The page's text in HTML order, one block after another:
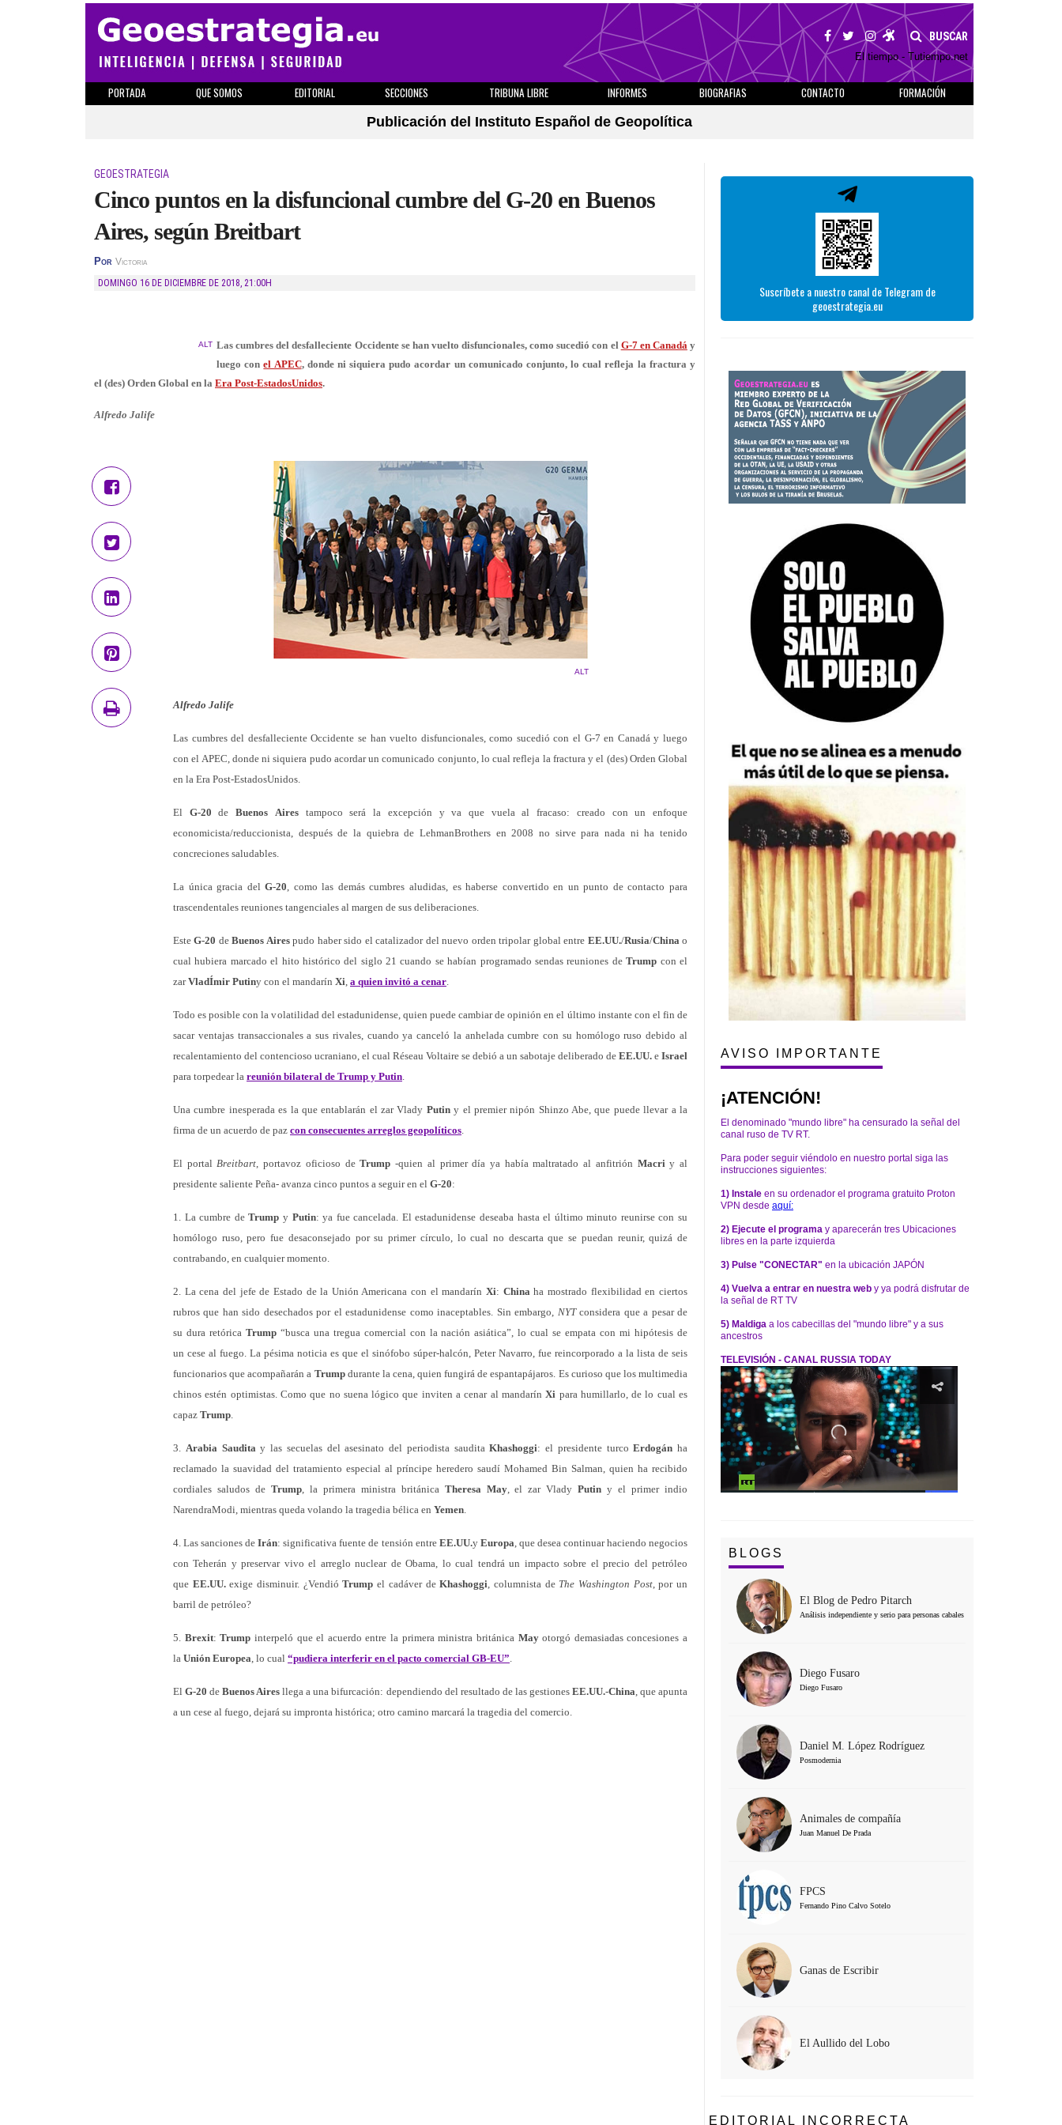
BUSCAR
El tiempo - Tutiempo.net
PORTADA QUE SOMOS EDITORIAL SECCIONES TRIBUNA LIBRE INFORMES BIOGRAFIAS CONTACTO
FORMACIÓN
Publicación del Instituto Español de Geopolítica
GEOESTRATEGIA
Cinco puntos en la disfuncional cumbre del G-20 en Buenos
Aires, según Breitbart
Por Victoria
DOMINGO 16 DE DICIEMBRE DE 2018, 21:00H
ALT Las cumbres del desfalleciente Occidente se han vuelto disfuncionales, como sucedió con el G-7 en Canadáy
luego conel APEC, donde ni siquiera pudo acordar un comunicado conjunto, lo cual refleja la fractura y
el (des) Orden Global en la Era Post-EstadosUnidos.
Alfredo Jalife
ALT
Alfredo Jalife
Las cumbres del desfalleciente Occidente se han vuelto disfuncionales, como sucedió con el G-7 en Canadá y luego
con el APEC, donde ni siquiera pudo acordar un comunicado conjunto, lo cual refleja la fractura y el (des) Orden Global
en la Era Post-EstadosUnidos.
El G-20 deBuenos Airestampoco será la excepción y va que vuela al fracaso: creado con un enfoque
economicista/reduccionista, después de la quiebra de LehmanBrothers en 2008 no sirve para nada ni ha tenido
concreciones saludables.
La única gracia delG-20, como las demás cumbres aludidas, es haberse convertido en un punto de contacto para
trascendentales reuniones tangenciales al margen de sus deliberaciones.
EsteG-20 deBuenos Airespudo haber sido el catalizador del nuevo orden tripolar global entre EE.UU./Rusia/Chinao
cual hubiera marcado el hito histórico del siglo 21 cuando se habían programado sendas reuniones deTrump con el
zarVladÍmir Putiny con el mandarín Xi, a quien invitó a cenar.
Todo es posible con la volatilidad del estadunidense, quien puede cambiar de opinión en el último instante con el fin de
sacar ventajas transaccionales a sus rivales, cuando ya canceló la anhelada cumbre con su homólogo ruso debido al
recalentamiento del contencioso ucraniano, el cual Réseau Voltaire se debió a un sabotaje deliberado de EE.UU. e Israel
para torpedear la reunión bilateral de Trump y Putin.
Una cumbre inesperada es la que entablarán el zar Vlady Putiny el premier nipón Shinzo Abe, que puede llevar a la
firma de un acuerdo de paz con consecuentes arreglos geopolíticos.
El portalBreitbart, portavoz oficioso deTrump-quien al primer día ya había maltratado al anfitrión Macriy al
presidente saliente Peña- avanza cinco puntos a seguir en el G-20:
1. La cumbre deTrump y Putin: ya fue cancelada. El estadunidense deseaba hasta el último minuto reunirse con su
homólogo ruso, pero fue desaconsejado por su primer círculo, lo cual no descarta que se puedan reunir, quizá de
contrabando, en cualquier momento.
2. La cena del jefe de Estado de la Unión Americana con el mandarínXi: Chinaha mostrado flexibilidad en ciertos
rubros que han sido desechados por el estadunidense como inaceptables. Sin embargo, NYTconsidera que a pesar de
su dura retórica Trump “busca una tregua comercial con la nación asiática”, lo cual se empata con mi hipótesis de
un cese al fuego. La pésima noticia es que el sinófobo súper-halcón, Peter Navarro, fue reincorporado a la lista de seis
funcionarios que acompañarán a Trumpdurante la cena, quien fungirá de espantapájaros. Es curioso que los multimedia
chinos estén optimistas. Como que no suena lógico que inviten a cenar al mandarínXi para humillarlo, de lo cual es
capaz Trump.
3. Arabia Sauditay las secuelas del asesinato del periodista sauditaKhashoggi: el presidente turcoErdogán ha
reclamado la suavidad del tratamiento especial al príncipe heredero saudí Mohamed Bin Salman, quien ha recibido
cordiales saludos de Trump, la primera ministra británica Theresa May, el zar VladyPutiny el primer indio
NarendraModi, mientras queda volando la tragedia bélica en Yemen.
4. Las sanciones deIrán: significativa fuente de tensión entre EE.UU.y Europa, que desea continuar haciendo negocios
con Teherán y preservar vivo el arreglo nuclear de Obama, lo cual tendrá un impacto sobre el precio del petróleo
que EE.UU.exige disminuir. ¿VendióTrumpel cadáver deKhashoggi, columnista deThe Washington Post, por un
barril de petróleo?
5. Brexit:Trump interpeló que el acuerdo entre la primera ministra británica Mayotorgó demasiadas concesiones a
la Unión Europea, lo cual “pudiera interferir en el pacto comercial GB-EU”.
ElG-20 deBuenos Airesllega a una bifurcación: dependiendo del resultado de las gestiones EE.UU.-China, que apunta
a un cese al fuego, dejará su impronta histórica; otro camino marcará la tragedia del comercio.
Suscríbete a nuestro canal de Telegram de
geoestrategia.eu
AVISO IMPORTANTE
¡ATENCIÓN!
El denominado "mundo libre" ha censurado la señal del
canal ruso de TV RT.
Para poder seguir viéndolo en nuestro portal siga las
instrucciones siguientes:
1) Instale en su ordenador el programa gratuito Proton
VPN desde aquí:
2) Ejecute el programa y aparecerán tres Ubicaciones
libres en la parte izquierda
3) Pulse "CONECTAR" en la ubicación JAPÓN
4) Vuelva a entrar en nuestra web y ya podrá disfrutar de
la señal de RT TV
5) Maldiga a los cabecillas del "mundo libre" y a sus
ancestros
TELEVISIÓN - CANAL RUSSIA TODAY
BLOGS
El Blog de Pedro Pitarch
Análisis independiente y serio para personas cabales
Diego Fusaro
Diego Fusaro
Daniel M. López Rodríguez
Posmodernia
Animales de compañía
Juan Manuel De Prada
FPCS
Fernando Pino Calvo Sotelo
Ganas de Escribir
El Aullido del Lobo
EDITORIAL INCORRECTA